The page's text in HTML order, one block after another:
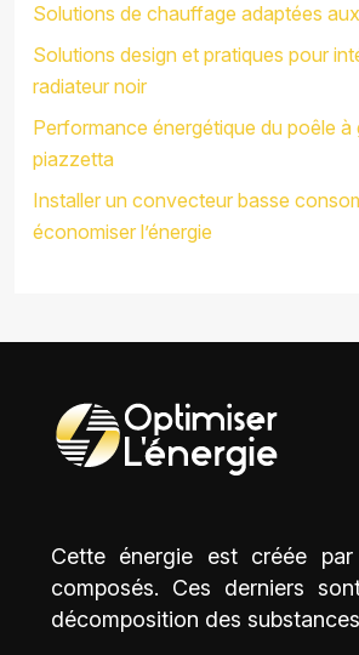
Solutions de chauffage adaptées
Solutions design et pratiques pour
radiateur noir
Performance énergétique du poêle à
piazzetta
Installer un convecteur basse
économiser l’énergie
Cette énergie est créée
composés. Ces derniers
décomposition des